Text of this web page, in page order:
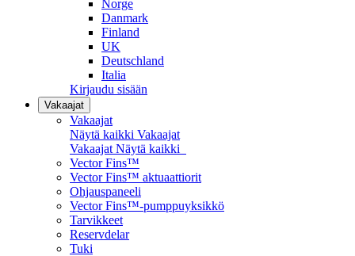
Norge
Danmark
Finland
UK
Deutschland
Italia
Kirjaudu sisään
Vakaajat
Vakaajat
Näytä kaikki Vakaajat
Vakaajat Näytä kaikki
Vector Fins™
Vector Fins™ aktuaattiorit
Ohjauspaneeli
Vector Fins™-pumppuyksikkö
Tarvikkeet
Reservdelar
Tuki